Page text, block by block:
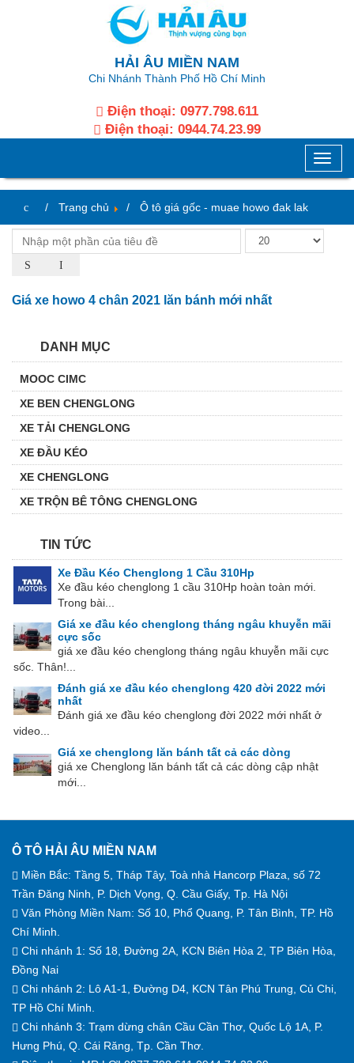
HẢI ÂU MIỀN NAM
Chi Nhánh Thành Phố Hồ Chí Minh
Điện thoại: 0977.798.611
Điện thoại: 0944.74.23.99
Toggle
Trang chủ Ô tô giá gốc - muae howo đak lak
DANH MỤC
MOOC CIMC
XE BEN CHENGLONG
XE TẢI CHENGLONG
XE ĐẦU KÉO
XE CHENGLONG
XE TRỘN BÊ TÔNG CHENGLONG
TIN TỨC
Xe Đầu Kéo Chenglong 1 Cầu 310Hp
Xe đầu kéo chenglong 1 cầu 310Hp hoàn toàn mới.
Trong bài...
Giá xe đầu kéo chenglong tháng ngâu khuyễn mãi
cực sốc
giá xe đầu kéo chenglong tháng ngâu khuyễn mãi cực
sốc. Thân!...
Đánh giá xe đầu kéo chenglong 420 đời 2022 mới
nhất
Đánh giá xe đầu kéo chenglong đời 2022 mới nhất ở
video...
Giá xe chenglong lăn bánh tất cả các dòng
giá xe Chenglong lăn bánh tất cả các dòng cập nhật
mới...
Giá xe howo 4 chân 2021 lăn bánh mới nhất
Ô TÔ HẢI ÂU MIỀN NAM
Miền Bắc: Tầng 5, Tháp Tây, Toà nhà Hancorp Plaza, số 72
Trần Đăng Ninh, P. Dịch Vọng, Q. Cầu Giấy, Tp. Hà Nội
Văn Phòng Miền Nam: Số 10, Phổ Quang, P. Tân Bình, TP. Hồ
Chí Minh.
Chi nhánh 1: Số 18, Đường 2A, KCN Biên Hòa 2, TP Biên Hòa,
Đồng Nai
Chi nhánh 2: Lô A1-1, Đường D4, KCN Tân Phú Trung, Củ Chi,
TP Hồ Chí Minh.
Chi nhánh 3: Trạm dừng chân Cầu Cần Thơ, Quốc Lộ 1A, P.
Hưng Phú, Q. Cái Răng, Tp. Cần Thơ.